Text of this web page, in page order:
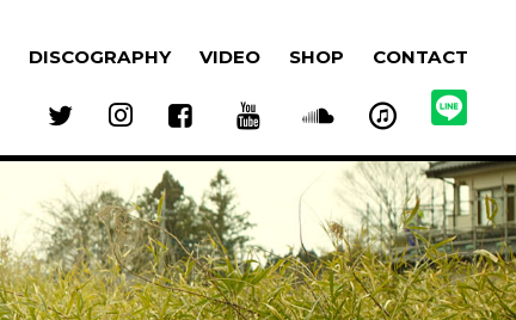
DISCOGRAPHY VIDEO SHOP CONTACT